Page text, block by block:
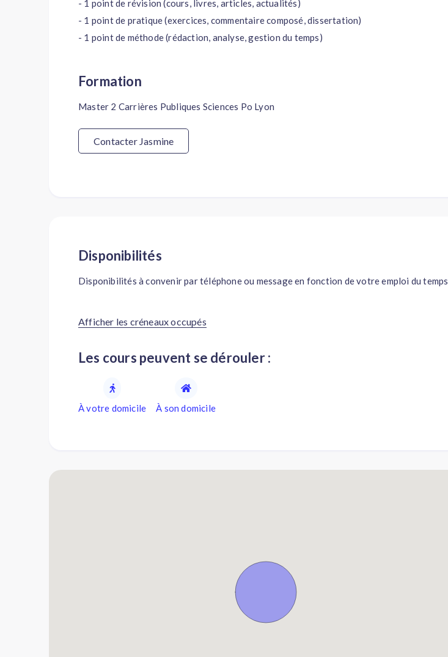
- 1 point de révision (cours, livres, articles, actualités)
- 1 point de pratique (exercices, commentaire composé, dissertation)
- 1 point de méthode (rédaction, analyse, gestion du temps)
Formation
Master 2 Carrières Publiques Sciences Po Lyon
Contacter Jasmine
Disponibilités
Disponibilités à convenir par téléphone ou message en fonction de votre emploi du temps
Afficher les créneaux occupés
Les cours peuvent se dérouler :
À votre domicile À son domicile